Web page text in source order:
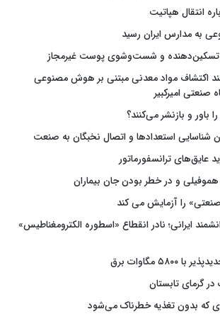
انتقال هپاتیت
به مدارس ایران رسید
تسکین‌دهنده و شست‌وشوی پوست غیرمجاز
اکتشاف مواد معدنی مبتنی بر هوش مصنوعی
امیرکبیر
باور و بازنشر می‌کنند؟
شناسایی استعدادها و اتصال نخبگان به صنعت
عایق‌های ترانسفورماتور
و در خطر بودن جان بیماران
را آزمایش می کند
ایرانی؛ نادر انقطاع «اسطوره الکترومغناطیس»
مگاوات برق
گرمای تابستان
که بدون تغذیه خطرناک می‌شود